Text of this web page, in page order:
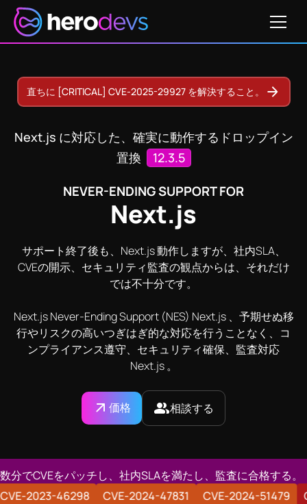
直ちに [CRITICAL] CVE-2025-29927 を解決すること。
Next.js に対応した、確実に動作するドロップイン
置換
12.3.5
NEVER-ENDING SUPPORT FOR
Next.js
サポート終了後も、Next.js 動作しますが、社内SLA、
CVEの開示、セキュリティ監査の観点からは、それだけ
では不十分です。
Next.js Never-Ending Support (NES) Next.js 、予期せぬ移
行やリスクの高いつぎはぎ的な対応を行うことなく、コ
ンプライアンス遵守、セキュリティ確保、監査対応
Next.js 。
価格 相談する
数分でCVEをパッチし、社内SLAを満たし、監査に合格する。
32421
CVE-2023-46298 CVE-2024-47831 CVE-
価格